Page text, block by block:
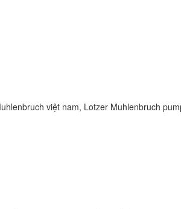
việt nam, Lotzer Muhlenbruch